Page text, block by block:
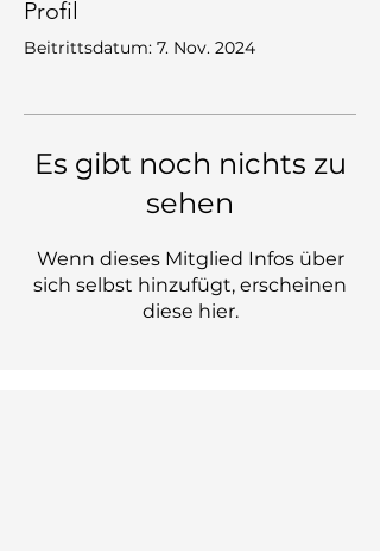
Profil
Beitrittsdatum: 7. Nov. 2024
Es gibt noch nichts zu
sehen
Wenn dieses Mitglied Infos über
sich selbst hinzufügt, erscheinen
diese hier.